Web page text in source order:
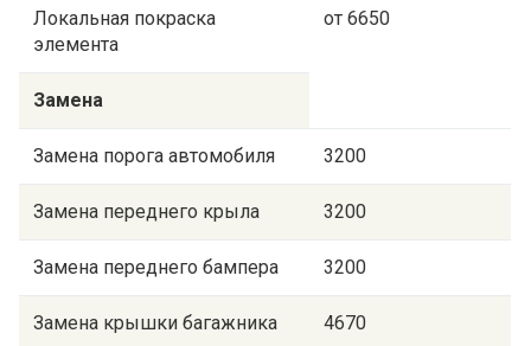
Локальная покраска
элемента
от 6650
Замена
Замена порога автомобиля 3200
Замена переднего крыла 3200
Замена переднего бампера 3200
Замена крышки багажника 4670